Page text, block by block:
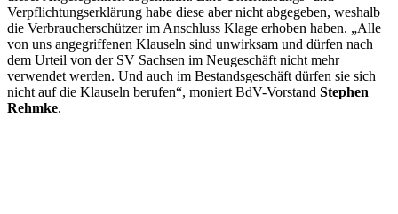
Verpflichtungserklärung habe diese aber nicht abgegeben, weshalb
die Verbraucherschützer im Anschluss Klage erhoben haben. „Alle
von uns angegriffenen Klauseln sind unwirksam und dürfen nach
dem Urteil von der SV Sachsen im Neugeschäft nicht mehr
verwendet werden. Und auch im Bestandsgeschäft dürfen sie sich
nicht auf die Klauseln berufen“, moniert BdV-Vorstand Stephen
Rehmke.